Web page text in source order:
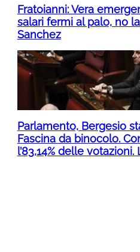
Fratoianni: Vera
salari fermi al palo, no
Sanchez
Parlamento, Bergesio
Fascina da binocolo.
l’83,14% delle